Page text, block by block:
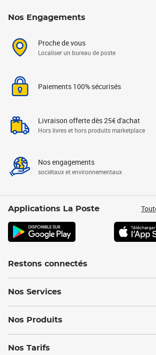
Nos Engagements
Proche de vous
Localiser un bureau de poste
Paiements 100% sécurisés
Livraison offerte dès 25€ d'achat
Hors livres et hors produits marketplace
Nos engagements
sociétaux et environnementaux
Applications La Poste
Restons connectés
Nos Services
Nos Produits
Nos Tarifs